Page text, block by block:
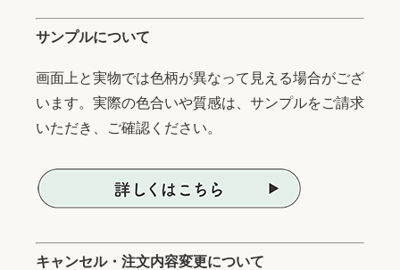
サンプルについて
画面上と実物では色柄が異なって見える場合がござ
います。実際の色合いや質感は、サンプルをご請求
いただき、ご確認ください。
キャンセル・注文内容変更について